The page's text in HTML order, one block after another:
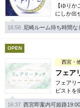
日本人スタッフのみ
スタッフ指名可
駅から徒歩5分以内
【ゆり
にしか出
16:56 尼崎ルーム待ち時間な
OPEN
西宮・
フェア
フェアリ
ピストを
16:37 西宮即案内可姫路